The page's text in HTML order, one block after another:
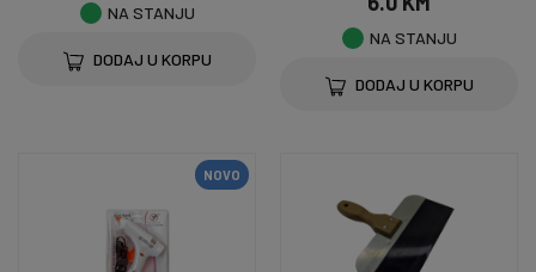
NA STANJU
DODAJ U KORPU
NA STANJU
DODAJ U KORPU
NOVO